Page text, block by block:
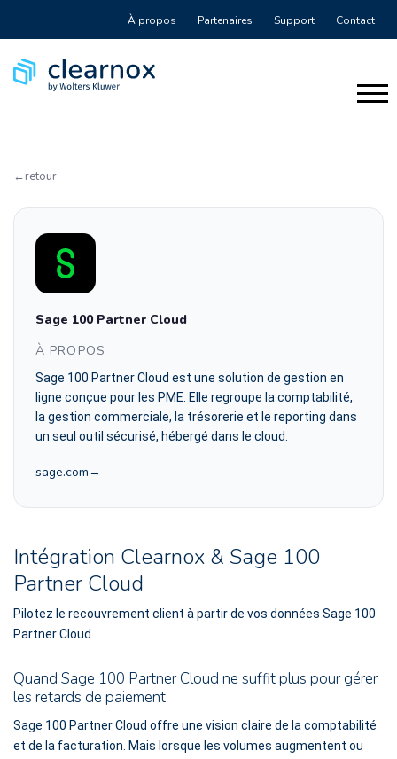
À propos Partenaires Support Contact
retour
Sage 100 Partner Cloud
À PROPOS
Sage 100 Partner Cloud est une solution de gestion en
ligne conçue pour les PME. Elle regroupe la comptabilité,
la gestion commerciale, la trésorerie et le reporting dans
un seul outil sécurisé, hébergé dans le cloud.
sage.com
Intégration Clearnox & Sage 100
Partner Cloud
Pilotez le recouvrement client à partir de vos données Sage 100
Partner Cloud.
Quand Sage 100 Partner Cloud ne suffit plus pour gérer
les retards de paiement
Sage 100 Partner Cloud offre une vision claire de la comptabilité
et de la facturation. Mais lorsque les volumes augmentent ou